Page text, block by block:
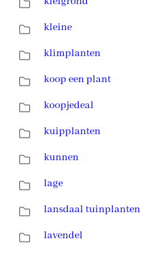
kleine
klimplanten
koop een plant
koopjedeal
kuipplanten
kunnen
lage
lansdaal tuinplanten
lavendel